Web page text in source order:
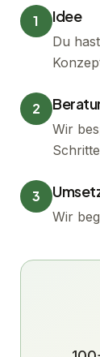
1 Idee
Du
2
Wir
3
Wir